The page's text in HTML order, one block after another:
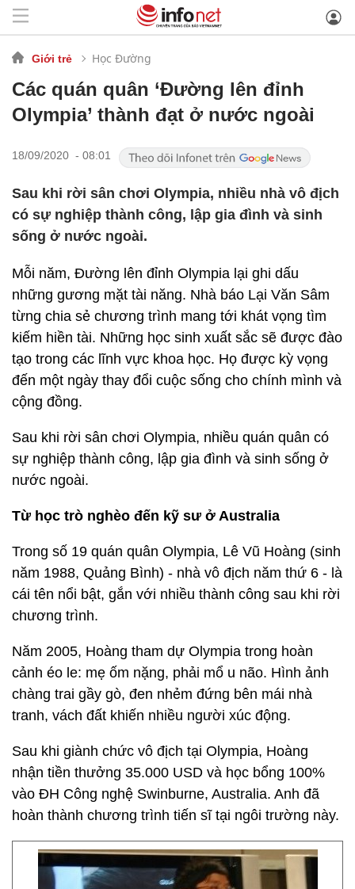
Giới trẻ Học Đường
Các quán quân ‘Đường lên đỉnh
Olympia’ thành đạt ở nước ngoài
18/09/2020 - 08:01
Sau khi rời sân chơi Olympia, nhiều nhà vô địch
có sự nghiệp thành công, lập gia đình và sinh
sống ở nước ngoài.
Mỗi năm, Đường lên đỉnh Olympia lại ghi dấu
những gương mặt tài năng. Nhà báo Lại Văn Sâm
từng chia sẻ chương trình mang tới khát vọng tìm
kiếm hiền tài. Những học sinh xuất sắc sẽ được đào
tạo trong các lĩnh vực khoa học. Họ được kỳ vọng
đến một ngày thay đổi cuộc sống cho chính mình và
cộng đồng.
Sau khi rời sân chơi Olympia, nhiều quán quân có
sự nghiệp thành công, lập gia đình và sinh sống ở
nước ngoài.
Từ học trò nghèo đến kỹ sư ở Australia
Trong số 19 quán quân Olympia, Lê Vũ Hoàng (sinh
năm 1988, Quảng Bình) - nhà vô địch năm thứ 6 - là
cái tên nổi bật, gắn với nhiều thành công sau khi rời
chương trình.
Năm 2005, Hoàng tham dự Olympia trong hoàn
cảnh éo le: mẹ ốm nặng, phải mổ u não. Hình ảnh
chàng trai gầy gò, đen nhẻm đứng bên mái nhà
tranh, vách đất khiến nhiều người xúc động.
Sau khi giành chức vô địch tại Olympia, Hoàng
nhận tiền thưởng 35.000 USD và học bổng 100%
vào ĐH Công nghệ Swinburne, Australia. Anh đã
hoàn thành chương trình tiến sĩ tại ngôi trường này.